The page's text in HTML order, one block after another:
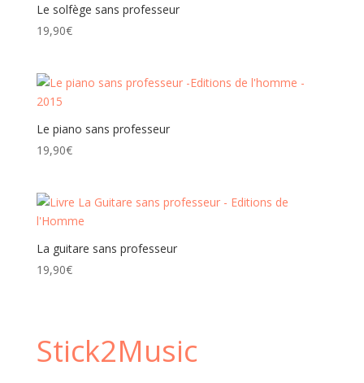
Le solfège sans professeur
19,90€
Le piano sans professeur
19,90€
La guitare sans professeur
19,90€
Stick2Music